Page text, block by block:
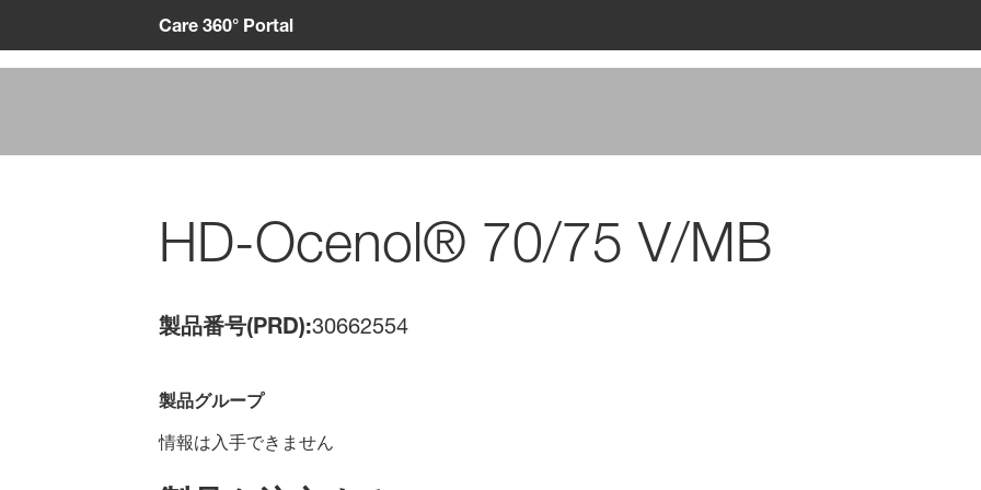
Care 360° Portal
HD-Ocenol® 70/75 V/MB
製品番号(PRD):30662554
製品グループ
情報は入手できません